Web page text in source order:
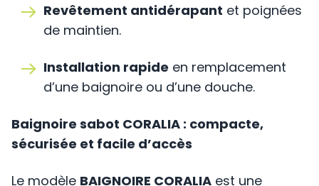
Revêtement antidérapant et poignées
de maintien.
Installation rapide en remplacement
d’une baignoire ou d’une douche.
Baignoire sabot CORALIA : compacte,
sécurisée et facile d’accès
Le modèle BAIGNOIRE CORALIA est une